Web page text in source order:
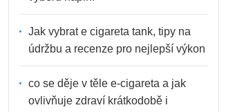
Jak vybrat e cigareta tank, tipy na
údržbu a recenze pro nejlepší výkon
co se děje v těle e-cigareta a jak
ovlivňuje zdraví krátkodobě i